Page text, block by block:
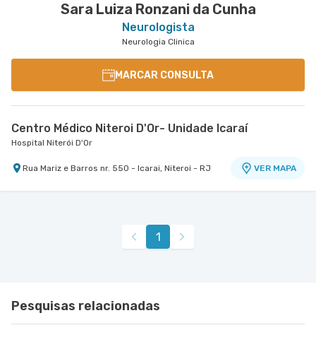
Sara Luiza Ronzani da Cunha
Neurologista
Neurologia Clinica
MARCAR CONSULTA
Centro Médico Niteroi D'Or- Unidade Icaraí
Hospital Niterói D'Or
Rua Mariz e Barros nr. 550 - Icarai, Niteroi - RJ VER MAPA
1
Pesquisas relacionadas